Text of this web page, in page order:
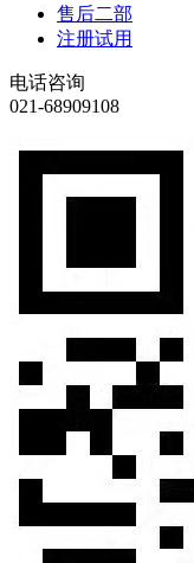
售后二部
注册试用
电话咨询
021-68909108